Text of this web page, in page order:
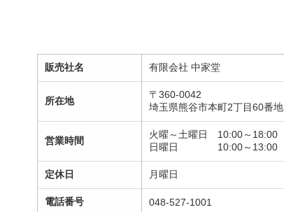
販売社名 有限会社 中家堂
所在地
〒360-0042
埼玉県熊谷市本町2丁目60番地
営業時間
火曜～土曜日 10:00～18:00
日曜日 10:00～13:00
定休日 月曜日
電話番号 048-527-1001